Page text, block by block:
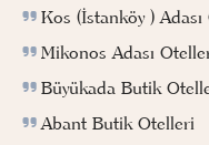
Kos (İstanköy )
Mikonos Adası
Büyükada Butik
Abant Butik Otelleri